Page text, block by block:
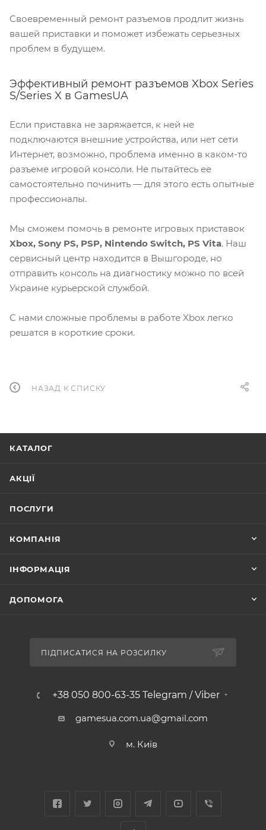
Своевременный ремонт разъемов продлит жизнь
вашей приставки и поможет избежать серьезных
проблем в будущем.
Эффективный ремонт разъемов Xbox Series
S/Series X в GamesUA
Если приставка не заряжается, к ней не
подключаются внешние устройства, или нет сети
Интернет, возможно, проблема именно в каком-то
разъеме игровой консоли. Не пытайтесь ее
самостоятельно починить — для этого есть опытные
профессионалы.
Мы сможем помочь в ремонте игровых приставок
Xbox, Sony PS, PSP, Nintendo Switch, PS Vita. Наш
сервисный центр находится в Вышгороде, но
отправить консоль на диагностику можно по всей
Украине курьерской службой.
С нами сложные проблемы в работе Xbox легко
решатся в короткие сроки.
НАЗАД К СПИСКУ
КАТАЛОГ
АКЦІЇ
ПОСЛУГИ
КОМПАНІЯ
ІНФОРМАЦІЯ
ДОПОМОГА
ПІДПИСАТИСЯ НА РОЗСИЛКУ
+38 050 800-63-35 Telegram / Viber
gamesua.com.ua@gmail.com
м. Київ